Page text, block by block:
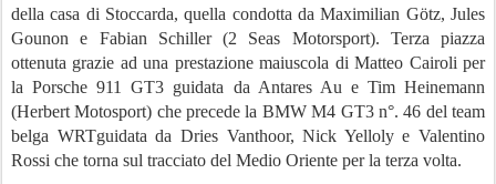
della casa di Stoccarda, quella condotta da Maximilian Götz, Jules
Gounon e Fabian Schiller (2 Seas Motorsport). Terza piazza
ottenuta grazie ad una prestazione maiuscola di Matteo Cairoli per
la Porsche 911 GT3 guidata da Antares Au e Tim Heinemann
(Herbert Motosport) che precede la BMW M4 GT3 n°. 46 del team
belga WRTguidata da Dries Vanthoor, Nick Yelloly e Valentino
Rossi che torna sul tracciato del Medio Oriente per la terza volta.